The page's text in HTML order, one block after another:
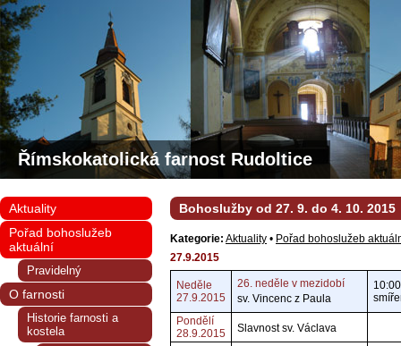
Římskokatolická farnost Rudoltice
Bohoslužby od 27. 9. do 4. 10. 2015
Kategorie: Aktuality • Pořad bohoslužeb
27.9.2015
Neděle
27.9.2015
26. neděle v mezidobí
sv. Vincenc z Paula
Pondělí
28.9.2015
Slavnost sv. Václava
Aktuality
Pořad bohoslužeb
aktuální
Pravidelný
O farnosti
Historie farnosti a
kostela